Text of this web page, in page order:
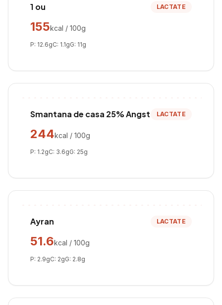
1 ou LACTATE
155kcal / 100g
P: 12.6gC: 1.1gG: 11g
Smantana de casa 25% Angst LACTATE
244kcal / 100g
P: 1.2gC: 3.6gG: 25g
Ayran LACTATE
51.6kcal / 100g
P: 2.9gC: 2gG: 2.8g